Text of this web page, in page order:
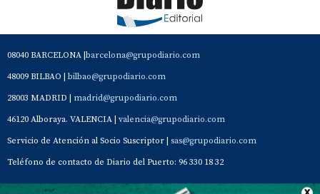
08040 BARCELONA | barcelona@grupodiario.com
48009 BILBAO | bilbao@grupodiario.com
28003 MADRID | madrid@grupodiario.com
46120 Alboraya. VALENCIA | valencia@grupodiario.com
Servicio de Atención al Socio Suscriptor | sas@grupodiario.com
Teléfono de contacto de Diario del Puerto: 96 330 18 32
Contacto Aviso Legal Quiénes somos Política de privacidad